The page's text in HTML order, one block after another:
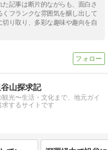
記事は断片的ながらも、面白さ
フランクな雰囲気を醸し出して
り取り、多彩な趣味や趣向を自
山探求記
光〜生活・文化まで、地元ガイ
求するサイトです